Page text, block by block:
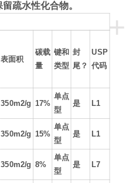
留疏水性化合物。
+
表面积
碳载
量
键和
类型
封
尾？
USP
代码
350m2/g 17%
单点
型
是 L1
350m2/g 15%
单点
型
是 L1
350m2/g 8%
单点
型
是 L7